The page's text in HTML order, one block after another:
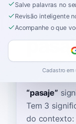
Início›Espanhol›
pah-SAH-heh
“pasaje”
Tem 3
do contexto:
Salve palavras no
Revisão inteligente
Acompanhe o que
Cadastro em